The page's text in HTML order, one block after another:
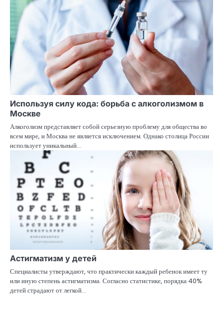
Используя силу кода: борьба с алкоголизмом в
Москве
Алкоголизм представляет собой серьезную проблему для общества во
всем мире, и Москва не является исключением. Однако столица России
использует уникальный…
Астигматизм у детей
Специалисты утверждают, что практически каждый ребенок имеет ту
или иную степень астигматизма. Согласно статистике, порядка 40%
детей страдают от легкой…